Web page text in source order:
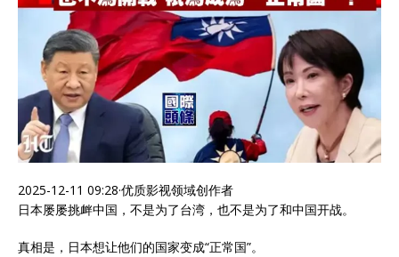
2025-12-11 09:28·优质影视领域创作者
日本屡屡挑衅中国，不是为了台湾，也不是为了和中国开战。
真相是，日本想让他们的国家变成“正常国”。